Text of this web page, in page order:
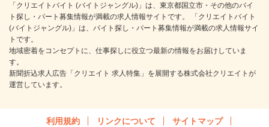
「クリエイトバイト (バイトジャングル)」は、東京都国立市・その他のバイ
ト探し・パート募集情報が満載の求人情報サイトです。 「クリエイトバイト
(バイトジャングル)」は、バイト探し・パート募集情報が満載の求人情報サイ
トです。
地域密着をコンセプトに、仕事探しに役立つ最新の情報をお届けしていま
す。
新聞折込求人広告「クリエイト 求人特集」を展開する株式会社クリエイトが
運営しています。
利用規約 リンクについて サイトマップ